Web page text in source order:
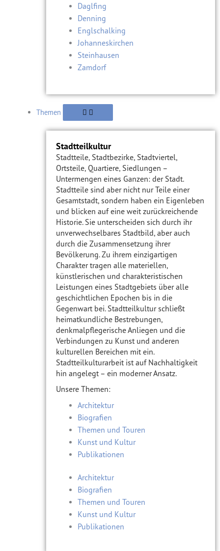
Daglfing
Denning
Englschalking
Johanneskirchen
Steinhausen
Zamdorf
Themen
Stadtteilkultur
Stadtteile, Stadtbezirke, Stadtviertel,
Ortsteile, Quartiere, Siedlungen –
Untermengen eines Ganzen: der Stadt.
Stadtteile sind aber nicht nur Teile einer
Gesamtstadt, sondern haben ein Eigenleben
und blicken auf eine weit zurückreichende
Historie. Sie unterscheiden sich durch ihr
unverwechselbares Stadtbild, aber auch
durch die Zusammensetzung ihrer
Bevölkerung. Zu ihrem einzigartigen
Charakter tragen alle materiellen,
künstlerischen und charakteristischen
Leistungen eines Stadtgebiets über alle
geschichtlichen Epochen bis in die
Gegenwart bei. Stadtteilkultur schließt
heimatkundliche Bestrebungen,
denkmalpflegerische Anliegen und die
Verbindungen zu Kunst und anderen
kulturellen Bereichen mit ein.
Stadtteilkulturarbeit ist auf Nachhaltigkeit
hin angelegt – ein moderner Ansatz.
Unsere Themen:
Architektur
Biografien
Themen und Touren
Kunst und Kultur
Publikationen
Architektur
Biografien
Themen und Touren
Kunst und Kultur
Publikationen